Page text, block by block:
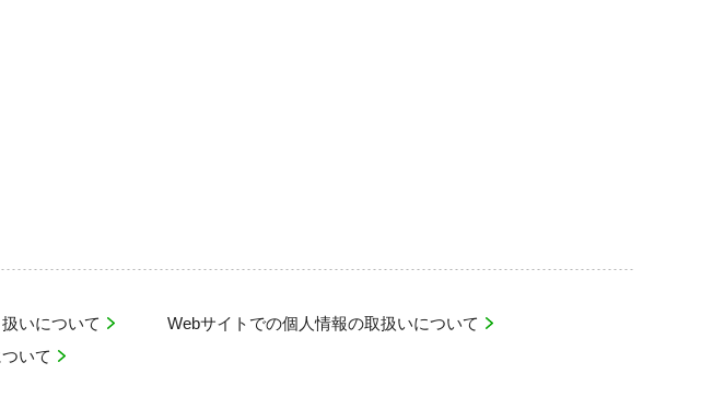
いについて
Webサイトでの個人情報の取扱いについて
いて